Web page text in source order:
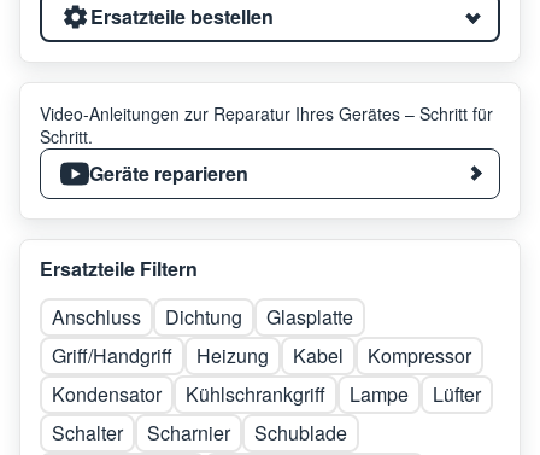
Ersatzteile bestellen
Video-Anleitungen zur Reparatur Ihres Gerätes – Schritt für
Schritt.
Geräte reparieren
Ersatzteile Filtern
Anschluss
Dichtung
Glasplatte
Griff/Handgriff
Heizung Kabel
Kompressor
Kondensator
Kühlschrankgriff Lampe
Lüfter
Schalter
Scharnier
Schublade